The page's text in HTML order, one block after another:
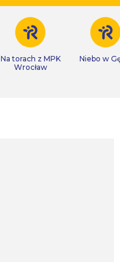
Na torach z MPK
Wrocław
Niebo w